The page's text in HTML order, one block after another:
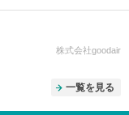
株式会社goodair
一覧を見る